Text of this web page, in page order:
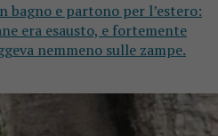
bagno e partono per l’estero:
era esausto, e fortemente
nemmeno sulle zampe.